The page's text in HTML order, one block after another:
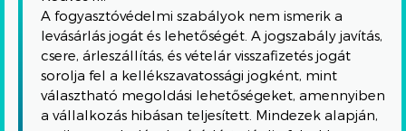
A fogyasztóvédelmi szabályok nem ismerik a
levásárlás jogát és lehetőségét. A jogszabály javítás,
csere, árleszállítás, és vételár visszafizetés jogát
sorolja fel a kellékszavatossági jogként, mint
választható megoldási lehetőségeket, amennyiben
a vállalkozás hibásan teljesített. Mindezek alapján,